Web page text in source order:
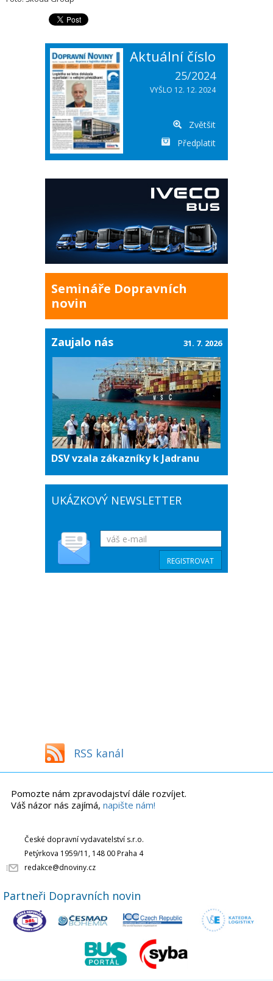
Aktuální číslo
25/2024
VYŠLO 12. 12. 2024
Zvětšit
Předplatit
Semináře Dopravních
novin
Zaujalo nás
DSV vzala zákazníky k Jadranu
31. 7. 2026
UKÁZKOVÝ NEWSLETTER
RSS kanál
Pomozte nám zpravodajství dále rozvíjet.
Váš názor nás zajímá, napište nám!
České dopravní vydavatelství s.r.o.
Petýrkova 1959/11, 148 00 Praha 4
redakce@dnoviny.cz
Partneři Dopravních novin